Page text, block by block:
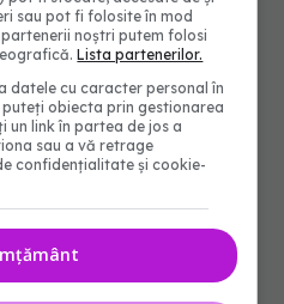
de excepție – Ce
citit și eu despre
este că testarea nu
în sânge. Dar probabil
2-3 luni!"
News -
sau pot fi folosite în mod
noștri putem folosi
Lista partenerilor.
datele cu caracter personal în
obiecta prin gestionarea
un link în partea de jos a
sau a vă retrage
confidențialitate și cookie-